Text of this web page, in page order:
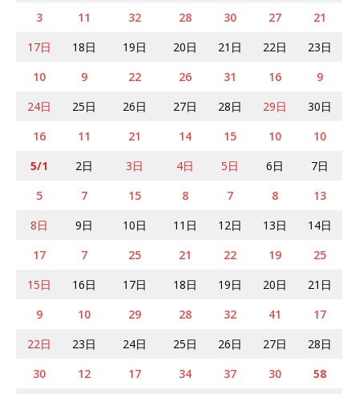
3
11 32 28 30 27
21
17日
18日 19日 20日 21日 22日
23日
10
9 22 26 31 16
9
24日
25日 26日 27日 28日 29日
30日
16
11 21 14 15 10
10
5/1
2日 3日 4日 5日 6日
7日
5
7 15 8 7 8
13
8日
9日 10日 11日 12日 13日
14日
17
7 25 21 22 19
25
15日
16日 17日 18日 19日 20日
21日
9
10 29 28 32 41
17
22日
23日 24日 25日 26日 27日
28日
30
12 17 34 37 30
58